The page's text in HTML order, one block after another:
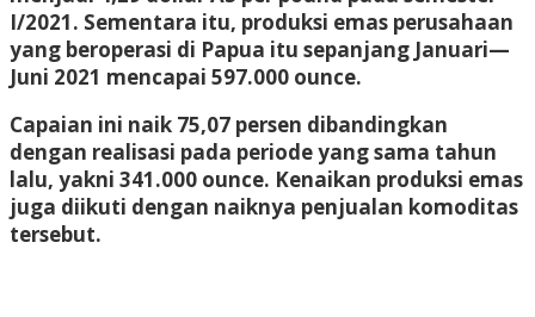
I/2021. Sementara itu, produksi emas perusahaan
yang beroperasi di Papua itu sepanjang Januari—
Juni 2021 mencapai 597.000 ounce.
Capaian ini naik 75,07 persen dibandingkan
dengan realisasi pada periode yang sama tahun
lalu, yakni 341.000 ounce. Kenaikan produksi emas
juga diikuti dengan naiknya penjualan komoditas
tersebut.